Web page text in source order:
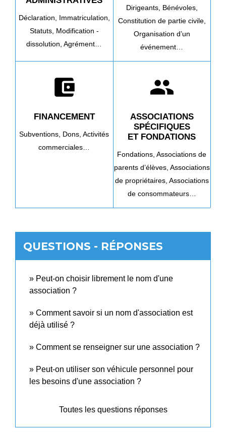
Déclaration, Immatriculation,
Statuts, Modification -
dissolution,Agrément…
Dirigeants, Bénévoles,
Constitution de partie civile,
Organisation d’un
événement…
account_balance_wallet
FINANCEMENT
Subventions, Dons,Activités
commerciales…
group
ASSOCIATIONS
SPÉCIFIQUES
ET FONDATIONS
Fondations,Associations de
parents d’élèves, Associations
de propriétaires, Associations
de consommateurs…
QUESTIONS - RÉPONSES
Peut-on choisir librement le nom d'une
association ?
Comment savoir si un nom d'association est
déjà utilisé ?
Comment se renseigner sur une association ?
Peut-on utiliser son véhicule personnel pour
les besoins d'une association ?
Toutes les questions réponses